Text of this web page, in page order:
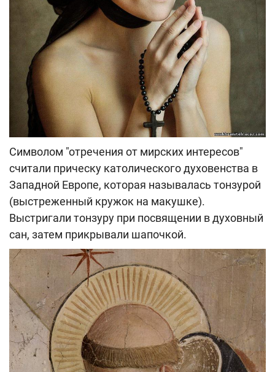
Символом "отречения от мирских интересов"
считали прическу католического духовенства в
Западной Европе, которая называлась тонзурой
(выстреженный кружок на макушке).
Выстригали тонзуру при посвящении в духовный
сан, затем прикрывали шапочкой.